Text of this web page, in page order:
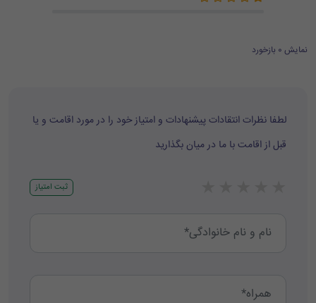
نمایش 0 بازخورد
لطفا نظرات انتقادات پیشنهادات و امتیاز خود را در مورد اقامت و یا
قبل از اقامت با ما در میان بگذارید
ثبت امتیاز